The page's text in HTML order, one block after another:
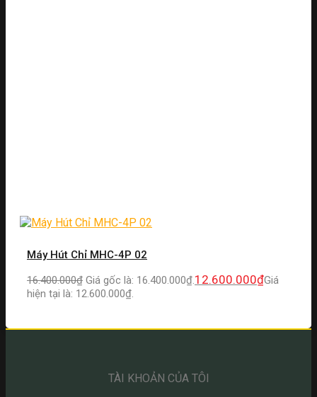
Máy Hút Chỉ MHC-4P 02
16.400.000₫ Giá gốc là: 16.400.000₫.12.600.000₫Giá
hiện tại là: 12.600.000₫.
TÀI KHOẢN CỦA TÔI